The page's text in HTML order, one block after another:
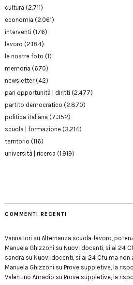
cultura (2.711)
economia (2.061)
interventi (176)
lavoro (2.184)
le nostre foto (1)
memoria (670)
newsletter(42)
pari opportunità | diritti (2.477)
partito democratico (2.870)
politica italiana (7.352)
scuola | formazione (3.214)
territorio (116)
università | ricerca (1.919)
COMMENTI RECENTI
Vanna Iori su Alternanza scuola-lavoro,
Manuela Ghizzoni su Nuovi docenti, sì ai 24
sandra su Nuovi docenti, sì ai 24 Cfu ma non
Manuela Ghizzoni su Prove suppletive, la
Valentino Amadio su Prove suppletive, la